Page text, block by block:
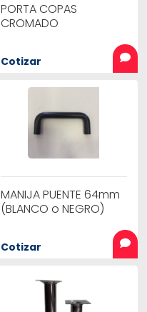
PORTA COPAS
CROMADO
Cotizar
MANIJA PUENTE 64mm
(BLANCO o NEGRO)
Cotizar